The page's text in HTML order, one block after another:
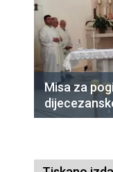
Misa za